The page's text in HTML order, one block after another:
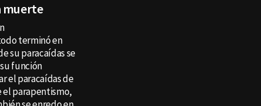
muerte
terminó en
su paracaídas se
función
el paracaídas de
parapentismo,